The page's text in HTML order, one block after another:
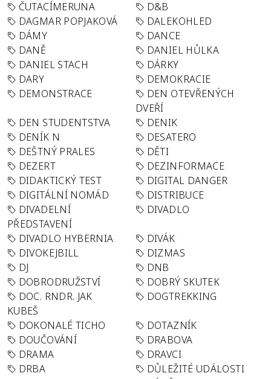
ČUTACÍMERUNA
D&B
DAGMAR POPJAKOVÁ
DALEKOHLED
DÁMY
DANCE
DANĚ
DANIEL HŮLKA
DANIEL STACH
DÁRKY
DARY
DEMOKRACIE
DEMONSTRACE
DEN OTEVŘENÝCH
DVEŘÍ
DEN STUDENTSTVA
DENIK
DENÍK N
DESATERO
DEŠTNÝ PRALES
DĚTI
DEZERT
DEZINFORMACE
DIDAKTICKÝ TEST
DIGITAL DANGER
DIGITÁLNÍ NOMÁD
DISTRIBUCE
DIVADELNÍ
PŘEDSTAVENÍ
DIVADLO
DIVADLO HYBERNIA
DIVÁK
DIVOKEJBILL
DIZMAS
DJ
DNB
DOBRODRUŽSTVÍ
DOBRÝ SKUTEK
DOC. RNDR. JAK
KUBEŠ
DOGTREKKING
DOKONALÉ TICHO
DOTAZNÍK
DOUČOVÁNÍ
DRABOVA
DRAMA
DRAVCI
DRBA
DŮLEŽITÉ UDÁLOSTI